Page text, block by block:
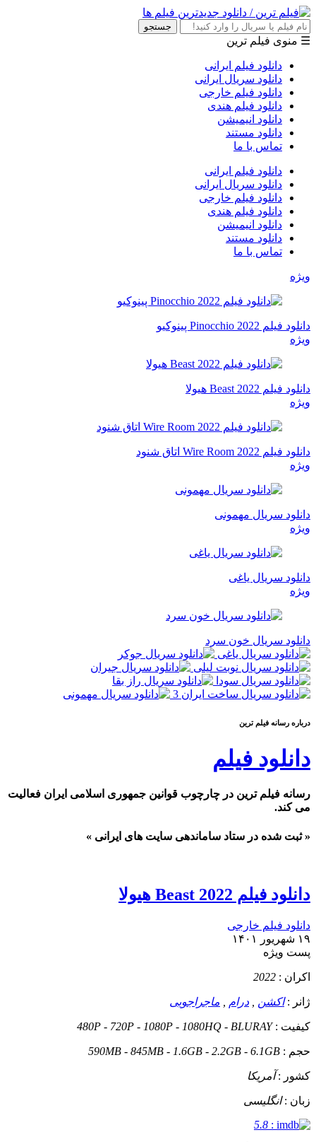
جستجو
☰ منوی فیلم ترین
دانلود فیلم ایرانی
دانلود سریال ایرانی
دانلود فیلم خارجی
دانلود فیلم هندی
دانلود انیمیشن
دانلود مستند
تماس با ما
دانلود فیلم ایرانی
دانلود سریال ایرانی
دانلود فیلم خارجی
دانلود فیلم هندی
دانلود انیمیشن
دانلود مستند
تماس با ما
ویژه
دانلود فیلم Pinocchio 2022 پینوکیو
ویژه
دانلود فیلم Beast 2022 هیولا
ویژه
دانلود فیلم Wire Room 2022 اتاق شنود
ویژه
دانلود سریال مهمونی
ویژه
دانلود سریال یاغی
ویژه
دانلود سریال خون سرد
درباره رسانه فيلم ترين
دانلود فیلم
رسانه فیلم ترین در چارچوب قوانین جمهوری اسلامی ایران فعالیت
می کند.
« ثبت شده در ستاد ساماندهی سایت های ایرانی »
دانلود فیلم Beast 2022 هیولا
دانلود فیلم خارجی
۱۹ شهریور ۱۴۰۱
پست ويژه
اکران : 2022
ژانر :اکشن درام ماجراجویی
کيفيت :480P - 720P - 1080P - 1080HQ - BLURAY
حجم : 590MB - 845MB - 1.6GB - 2.2GB - 6.1GB
کشور :آمریکا
زبان :انگلیسی
:
5.8